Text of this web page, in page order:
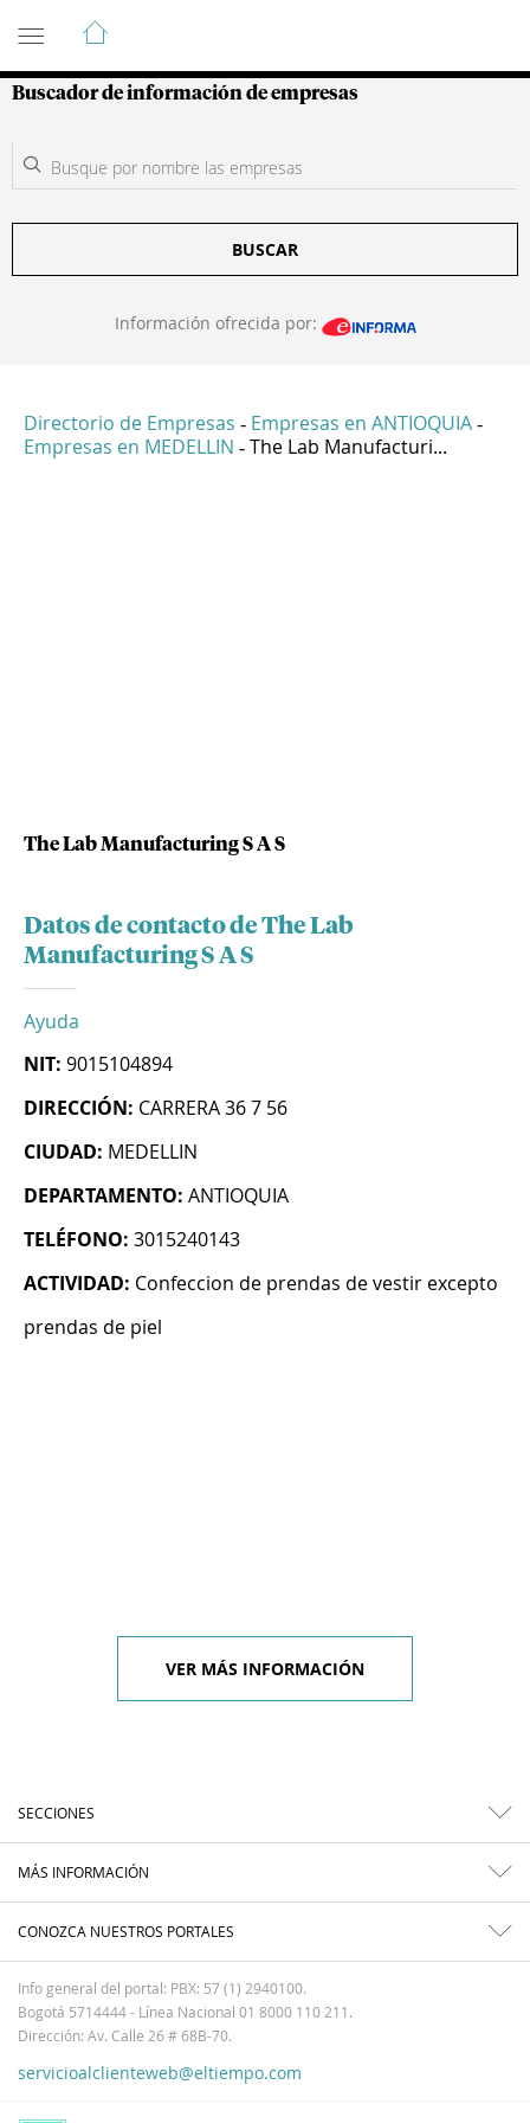
Guía de Empresas Colombianas
Buscador de información de empresas
BUSCAR
Información ofrecida por:
Directorio de Empresas - Empresas en ANTIOQUIA -
Empresas en MEDELLIN - The Lab Manufacturi...
The Lab Manufacturing S A S
Datos de contacto de The Lab
Manufacturing S A S
Ayuda
NIT: 9015104894
DIRECCIÓN: CARRERA 36 7 56
CIUDAD: MEDELLIN
DEPARTAMENTO: ANTIOQUIA
TELÉFONO: 3015240143
ACTIVIDAD: Confeccion de prendas de vestir excepto
prendas de piel
VER MÁS INFORMACIÓN
SECCIONES
MÁS INFORMACIÓN
CONOZCA NUESTROS PORTALES
Info general del portal: PBX: 57 (1) 2940100.
Bogotá 5714444 - Línea Nacional 01 8000 110 211.
Dirección: Av. Calle 26 # 68B-70.
servicioalclienteweb@eltiempo.com